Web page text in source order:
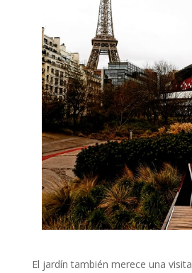
El jardín también merece una